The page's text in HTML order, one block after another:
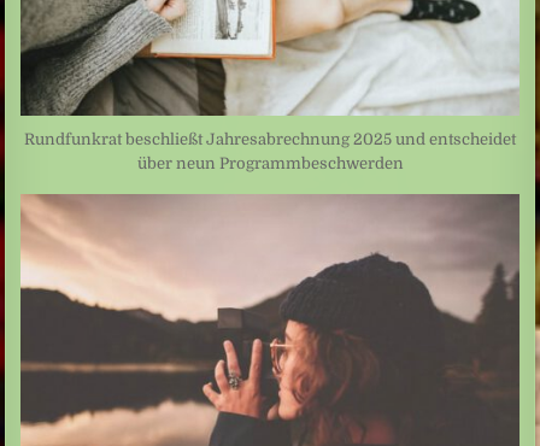
Rundfunkrat beschließt Jahresabrechnung 2025 und entscheidet
über neun Programmbeschwerden